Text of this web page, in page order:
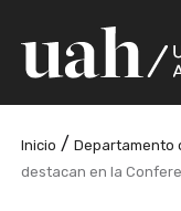
Inicio /Departamento
destacan en la